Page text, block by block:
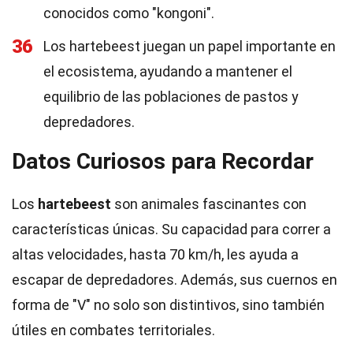
conocidos como "kongoni".
36
Los hartebeest juegan un papel importante en
el ecosistema, ayudando a mantener el
equilibrio de las poblaciones de pastos y
depredadores.
Datos Curiosos para Recordar
Los hartebeest son animales fascinantes con
características únicas. Su capacidad para correr a
altas velocidades, hasta 70 km/h, les ayuda a
escapar de depredadores. Además, sus cuernos en
forma de "V" no solo son distintivos, sino también
útiles en combates territoriales.